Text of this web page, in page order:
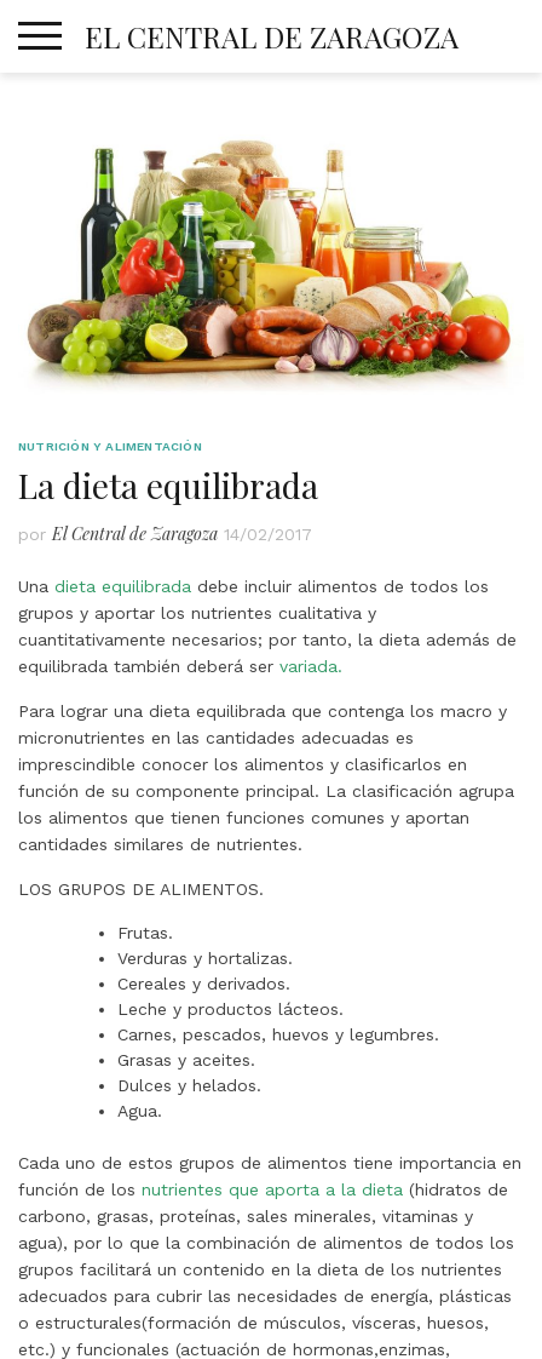
EL CENTRAL DE ZARAGOZA
NUTRICIÓN Y ALIMENTACIÓN
La dieta equilibrada
por El Central de Zaragoza 14/02/2017
Una dieta equilibrada debe incluir alimentos de todos los
grupos y aportar los nutrientes cualitativa y
cuantitativamente necesarios; por tanto, la dieta además de
equilibrada también deberá ser variada.
Para lograr una dieta equilibrada que contenga los macro y
micronutrientes en las cantidades adecuadas es
imprescindible conocer los alimentos y clasificarlos en
función de su componente principal. La clasificación agrupa
los alimentos que tienen funciones comunes y aportan
cantidades similares de nutrientes.
LOS GRUPOS DE ALIMENTOS.
Frutas.
Verduras y hortalizas.
Cereales y derivados.
Leche y productos lácteos.
Carnes, pescados, huevos y legumbres.
Grasas y aceites.
Dulces y helados.
Agua.
Cada uno de estos grupos de alimentos tiene importancia en
función de los nutrientes que aporta a la dieta (hidratos de
carbono, grasas, proteínas, sales minerales, vitaminas y
agua), por lo que la combinación de alimentos de todos los
grupos facilitará un contenido en la dieta de los nutrientes
adecuados para cubrir las necesidades de energía, plásticas
o estructurales(formación de músculos, vísceras, huesos,
etc.) y funcionales (actuación de hormonas,enzimas,